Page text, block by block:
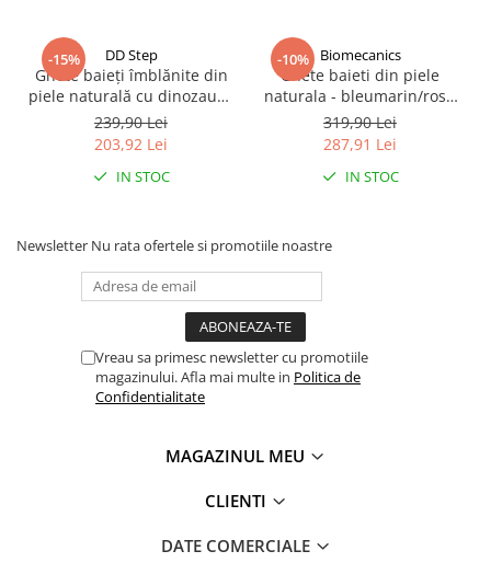
-15% DD Step
Ghete baieți îmblănite din
piele naturală cu dinozaur -
DDStep
239,90 Lei
203,92 Lei
IN STOC
-10% Biomecanics
Ghete baieti din piele
naturala - bleumarin/rosu
Biomecanics
319,90 Lei
287,91 Lei
IN STOC
Newsletter Nu rata ofertele si promotiile noastre
Vreau sa primesc newsletter cu promotiile
magazinului. Afla mai multe in Politica de
Confidentialitate
MAGAZINUL MEU
CLIENTI
DATE COMERCIALE